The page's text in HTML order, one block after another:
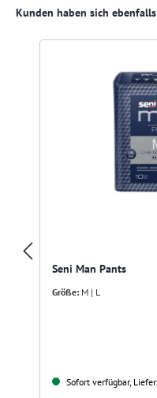
Produktgalerie überspringen
Kunden haben sich
Seni Man Pants
Größe: M | L
Sofort verfügbar,